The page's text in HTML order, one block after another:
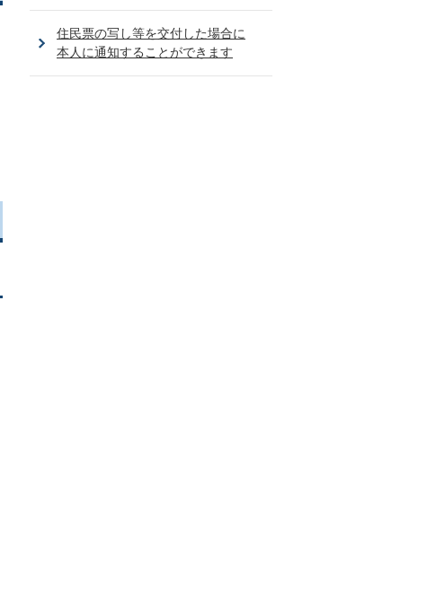
住民票の写し等を交付した場合に
本人に通知することができます